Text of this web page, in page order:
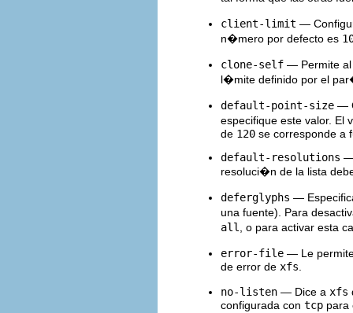
client-limit —
n�mero por defecto es
clone-self — Permite al
l�mite definido por el
default-point-size —
especifique este valor.
de 120 se corresponde a
default-resolutions —
resoluci�n de la lista
deferglyphs —
una fuente). Para
all
, o para activar esta
error-file — Le
de error de xfs
no-listen — Dice a xfs
configurada con tcp para